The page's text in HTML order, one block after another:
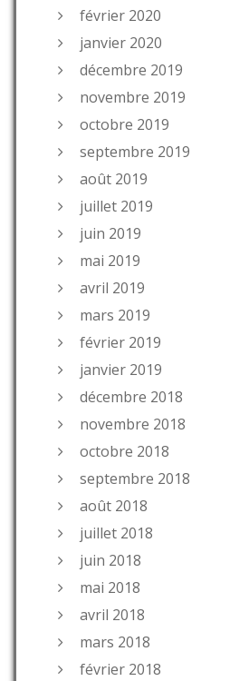
février 2020
janvier 2020
décembre 2019
novembre 2019
octobre 2019
septembre 2019
août 2019
juillet 2019
juin 2019
mai 2019
avril 2019
mars 2019
février 2019
janvier 2019
décembre 2018
novembre 2018
octobre 2018
septembre 2018
août 2018
juillet 2018
juin 2018
mai 2018
avril 2018
mars 2018
février 2018